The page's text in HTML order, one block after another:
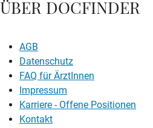
ÜBER DOCFINDER
AGB
Datenschutz
FAQ für ÄrztInnen
Impressum
Karriere - Offene Positionen
Kontakt